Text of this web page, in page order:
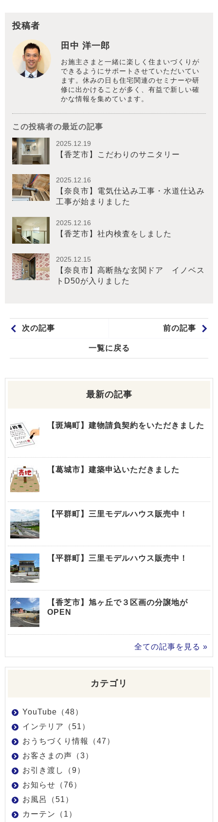
投稿者
田中 洋一郎
お施主さまと一緒に楽しく住まいづくりが
できるようにサポートさせていただいてい
ます。休みの日も住宅関連のセミナーや研
修に出かけることが多く、有益で新しい確
かな情報を集めています。
この投稿者の最近の記事
2025.12.19
【香芝市】こだわりのサニタリー
2025.12.16
【奈良市】電気仕込み工事・水道仕込み
工事が始まりました
2025.12.16
【香芝市】社内検査をしました
2025.12.15
【奈良市】高断熱な玄関ドア イノベス
トD50が入りました
次の記事 前の記事
一覧に戻る
最新の記事
【斑鳩町】建物請負契約をいただきました
【葛城市】建築申込いただきました
【平群町】三里モデルハウス販売中！
【平群町】三里モデルハウス販売中！
【香芝市】旭ヶ丘で３区画の分譲地が
OPEN
全ての記事を見る »
カテゴリ
YouTube（48）
インテリア（51）
おうちづくり情報（47）
お客さまの声（3）
お引き渡し（9）
お知らせ（76）
お風呂（51）
カーテン（1）